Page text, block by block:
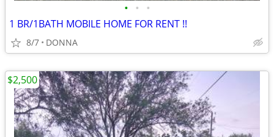
• • •
1 BR/1BATH MOBILE HOME FOR RENT !!
8/7 DONNA
$2,500